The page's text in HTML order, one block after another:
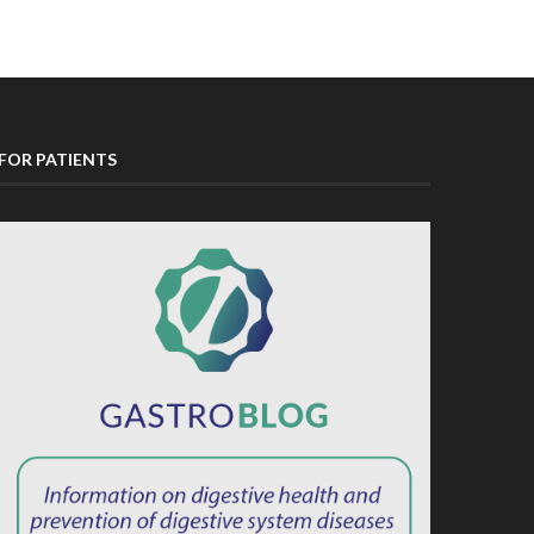
FOR PATIENTS